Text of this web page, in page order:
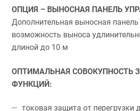
ОПЦИЯ – ВЫНОСНАЯ ПАНЕЛЬ
Дополнительная выносная
возможность выноса
длиной до 10 м
ОПТИМАЛЬНАЯ СОВОКУПНОСТЬ
ФУНКЦИЙ:
токовая защита от перегрузки